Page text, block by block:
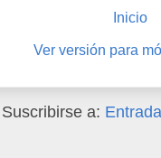
Inicio
Ver versión para
Suscribirse a: